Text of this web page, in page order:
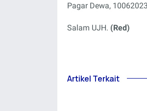
Pagar Dewa, 10062023
Salam UJH. (Red)
Artikel Terkait